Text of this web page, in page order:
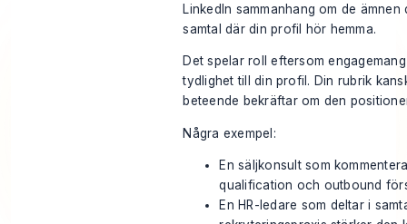
LinkedIn sammanhang om de
samtal där din profil hör hemma.
Det spelar roll eftersom
tydlighet till din profil. Din rubrik
beteende bekräftar om den
Några exempel:
En säljkonsult som
qualification och outbound
En HR-ledare som deltar i